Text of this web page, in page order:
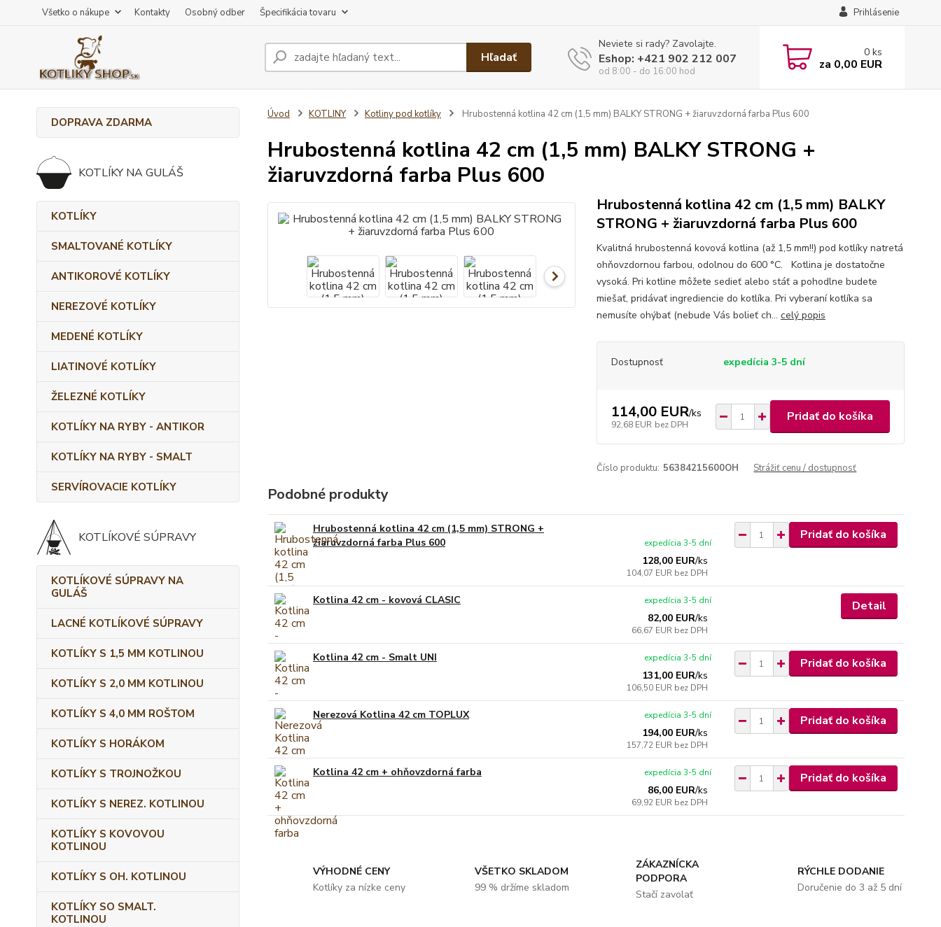
Všetko o nákupe Kontakty Osobný odber Špecifikácia tovaru Prihlásenie
Hľadať
Neviete si rady? Zavolajte.
Eshop: +421 902 212 007
od 8:00 - do 16:00 hod
0 ks
za 0,00 EUR
DOPRAVA ZDARMA
KOTLÍKY NA GULÁŠ
KOTLÍKY
SMALTOVANÉ KOTLÍKY
ANTIKOROVÉ KOTLÍKY
NEREZOVÉ KOTLÍKY
MEDENÉ KOTLÍKY
LIATINOVÉ KOTLÍKY
ŽELEZNÉ KOTLÍKY
KOTLÍKY NA RYBY - ANTIKOR
KOTLÍKY NA RYBY - SMALT
SERVÍROVACIE KOTLÍKY
KOTLÍKOVÉ SÚPRAVY
KOTLÍKOVÉ SÚPRAVY NA
GULÁŠ
LACNÉ KOTLÍKOVÉ SÚPRAVY
KOTLÍKY S 1,5 MM KOTLINOU
KOTLÍKY S 2,0 MM KOTLINOU
KOTLÍKY S 4,0 MM ROŠTOM
KOTLÍKY S HORÁKOM
KOTLÍKY S TROJNOŽKOU
KOTLÍKY S NEREZ. KOTLINOU
KOTLÍKY S KOVOVOU
KOTLINOU
KOTLÍKY S OH. KOTLINOU
KOTLÍKY SO SMALT.
KOTLINOU
Úvod KOTLINY Kotliny pod kotlíky Hrubostenná kotlina 42 cm (1,5 mm) BALKY STRONG + žiaruvzdorná farba Plus 600
Hrubostenná kotlina 42 cm (1,5 mm) BALKY STRONG +
žiaruvzdorná farba Plus 600
Hrubostenná kotlina 42 cm (1,5 mm) BALKY
STRONG + žiaruvzdorná farba Plus 600
Kvalitná hrubostenná kovová kotlina (až 1,5 mm!!) pod kotlíky natretá
ohňovzdornou farbou, odolnou do 600 °C. Kotlina je dostatočne
vysoká. Pri kotline môžete sedieť alebo stáť a pohodlne budete
miešať, pridávať ingrediencie do kotlíka. Pri vyberaní kotlíka sa
nemusíte ohýbať (nebude Vás bolieť ch... celý popis
Dostupnosť expedícia 3-5 dní
114,00 EUR/ks
92,68 EUR bez DPH
Pridať do košíka
Číslo produktu: 56384215600OH Strážiť cenu / dostupnosť
Podobné produkty
Hrubostenná kotlina 42 cm (1,5 mm) STRONG +
žiaruvzdorná farba Plus 600
128,00 EUR/ks
104,07 EUR bez DPH
expedícia 3-5 dní
Pridať do košíka
Kotlina 42 cm - kovová CLASIC
82,00 EUR/ks
66,67 EUR bez DPH
expedícia 3-5 dní Detail
Kotlina 42 cm - Smalt UNI
131,00 EUR/ks
106,50 EUR bez DPH
expedícia 3-5 dní Pridať do košíka
Nerezová Kotlina 42 cm TOPLUX
194,00 EUR/ks
157,72 EUR bez DPH
expedícia 3-5 dní Pridať do košíka
Kotlina 42 cm + ohňovzdorná farba
86,00 EUR/ks
69,92 EUR bez DPH
expedícia 3-5 dní Pridať do košíka
VÝHODNÉ CENY
Kotlíky za nízke ceny
VŠETKO SKLADOM
99 % držíme skladom
ZÁKAZNÍCKA
PODPORA
Stačí zavolať
RÝCHLE DODANIE
Doručenie do 3 až 5 dní